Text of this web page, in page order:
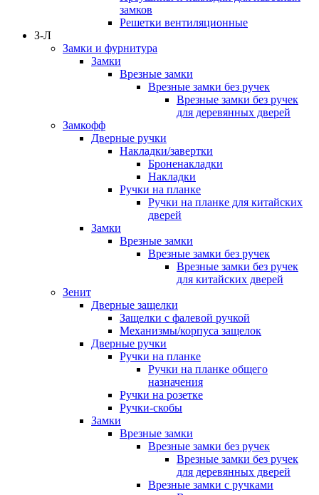
замков
Решетки вентиляционные
З-Л
Замки и фурнитура
Замки
Врезные замки
Врезные замки без ручек
Врезные замки без ручек
для деревянных дверей
Замкофф
Дверные ручки
Накладки/завертки
Броненакладки
Накладки
Ручки на планке
Ручки на планке для китайских
дверей
Замки
Врезные замки
Врезные замки без ручек
Врезные замки без ручек
для китайских дверей
Зенит
Дверные защелки
Защелки с фалевой ручкой
Механизмы/корпуса защелок
Дверные ручки
Ручки на планке
Ручки на планке общего
назначения
Ручки на розетке
Ручки-скобы
Замки
Врезные замки
Врезные замки без ручек
Врезные замки без ручек
для деревянных дверей
Врезные замки с ручками